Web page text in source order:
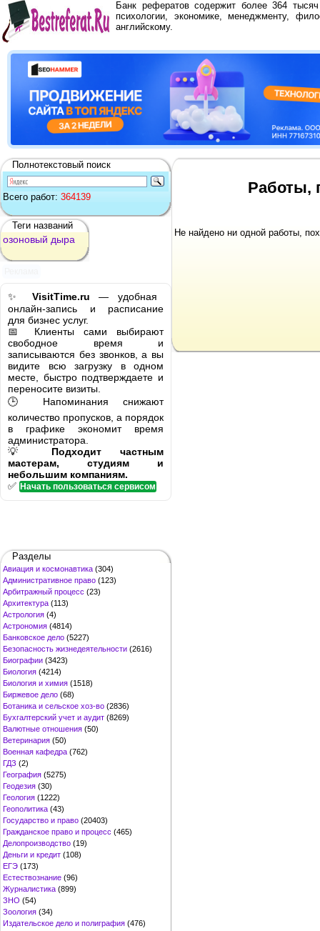
Банк рефератов содержит более 364
психологии, экономике, менеджменту,
английскому.
Полнотекстовый поиск
Всего работ: 364139
Теги названий
озоновый дыра
✨ VisitTime.ru — удобная
онлайн-запись и расписание
для бизнес услуг.
📅 Клиенты сами выбирают
свободное время и
записываются без звонков, а вы
видите всю загрузку в одном
месте, быстро подтверждаете и
переносите визиты.
🕒 Напоминания снижают
количество пропусков, а порядок
в графике экономит время
администратора.
💡 Подходит частным
мастерам, студиям и
небольшим компаниям.
✅ Начать пользоваться сервисом
Разделы
Авиация и космонавтика (304)
Административное право (123)
Арбитражный процесс (23)
Архитектура (113)
Астрология (4)
Астрономия (4814)
Банковское дело (5227)
Безопасность жизнедеятельности (2616)
Биографии (3423)
Биология (4214)
Биология и химия (1518)
Биржевое дело (68)
Ботаника и сельское хоз-во (2836)
Бухгалтерский учет и аудит (8269)
Валютные отношения (50)
Ветеринария (50)
Военная кафедра (762)
ГДЗ (2)
География (5275)
Геодезия (30)
Геология (1222)
Геополитика (43)
Государство и право (20403)
Гражданское право и процесс (465)
Делопроизводство (19)
Деньги и кредит (108)
ЕГЭ (173)
Естествознание (96)
Журналистика (899)
ЗНО (54)
Зоология (34)
Издательское дело и полиграфия (476)
Работы,
Не найдено ни одной работы,